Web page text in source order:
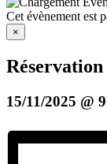
Cet évènement est
×
Réservation
15/11/2025 @